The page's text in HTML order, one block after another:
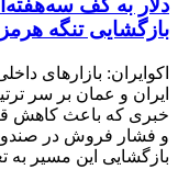
دلار به کف
بازگشایی تنگه هرمز
اکوایران: بازارهای
ایران و عمان بر سر
خبری که باعث کاهش
و فشار فروش در
بازگشایی این مسیر به